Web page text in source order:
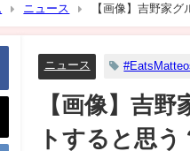
ニュース 【画像】吉野家
ニュース
【画像】吉
トすると思う